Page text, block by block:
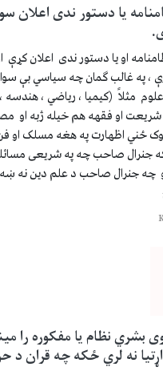
یا دستور ندی اعلان
او یا دستور ندی اعلان کړې
، په غالب ګمان چه سیاسي بې
مثلاً (کیمیا ، ریاضي ، هندسه
شریعت او فقهه هم خيله ژبه او
ځني اظهارت په هغه مسلک او
جنرال صاحب چه په شریعی
چه جنرال صاحب د علم دین نه
بشري نظام یا مفکوره را
نه لري ځکه چه قران